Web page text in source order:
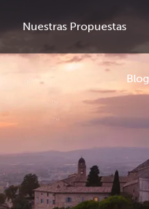
Nuestras Propuestas
Blog